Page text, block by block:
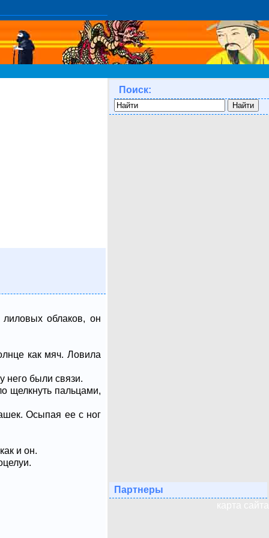
облаков, он
как мяч. Ловила
него были связи.
щелкнуть пальцами,
Осыпая ее с ног
и он.
Поиск:
Партнеры